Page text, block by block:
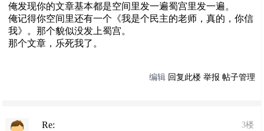
俺发现你的文章基本都是空间里发一遍蜀宫里发一遍。
俺记得你空间里还有一个《我是个民主的老师，真的，你信
我》。那个貌似没发上蜀宫。
那个文章，乐死我了。
编辑 回复此楼 举报 帖子管理
Re:
3楼